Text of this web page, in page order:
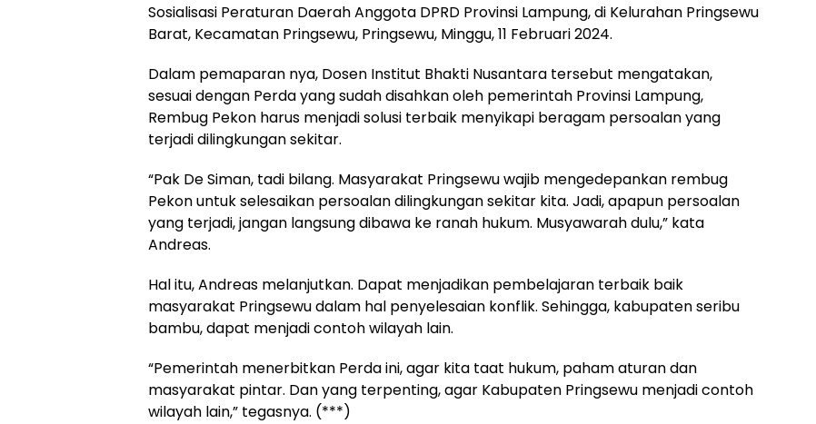
Sosialisasi Peraturan Daerah Anggota DPRD Provinsi Lampung, di Kelurahan Pringsewu
Barat, Kecamatan Pringsewu, Pringsewu, Minggu, 11 Februari 2024.
Dalam pemaparan nya, Dosen Institut Bhakti Nusantara tersebut mengatakan,
sesuai dengan Perda yang sudah disahkan oleh pemerintah Provinsi Lampung,
Rembug Pekon harus menjadi solusi terbaik menyikapi beragam persoalan yang
terjadi dilingkungan sekitar.
“Pak De Siman, tadi bilang. Masyarakat Pringsewu wajib mengedepankan rembug
Pekon untuk selesaikan persoalan dilingkungan sekitar kita. Jadi, apapun persoalan
yang terjadi, jangan langsung dibawa ke ranah hukum. Musyawarah dulu,” kata
Andreas.
Hal itu, Andreas melanjutkan. Dapat menjadikan pembelajaran terbaik baik
masyarakat Pringsewu dalam hal penyelesaian konflik. Sehingga, kabupaten seribu
bambu, dapat menjadi contoh wilayah lain.
“Pemerintah menerbitkan Perda ini, agar kita taat hukum, paham aturan dan
masyarakat pintar. Dan yang terpenting, agar Kabupaten Pringsewu menjadi contoh
wilayah lain,” tegasnya. (***)